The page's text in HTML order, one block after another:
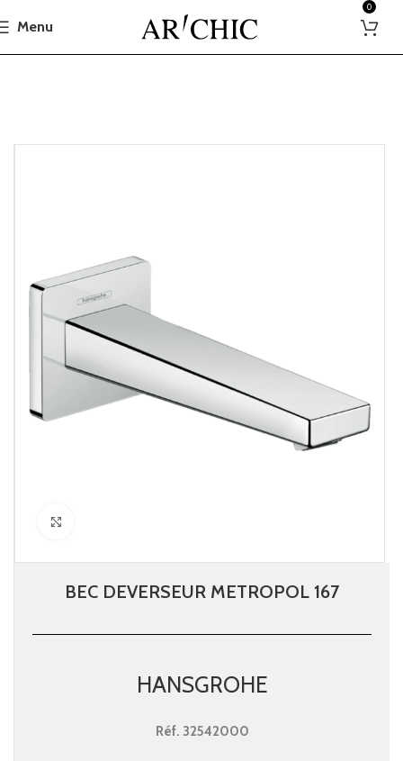
Menu
0
BEC DEVERSEUR METROPOL 167
HANSGROHE
Réf. 32542000